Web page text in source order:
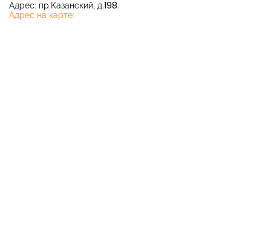
Адрес: пр.Казанский, д.198.
Адрес на карте: